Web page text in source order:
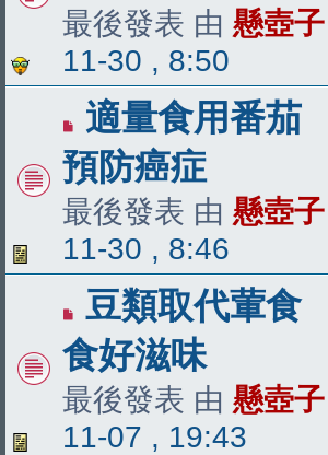
最後發表 由 懸壺子
11-30 , 8:50
適量食用番
預防癌症
最後發表 由 懸壺子
11-30 , 8:46
豆類取代葷
食好滋味
最後發表 由 懸壺子
11-07 , 19:43